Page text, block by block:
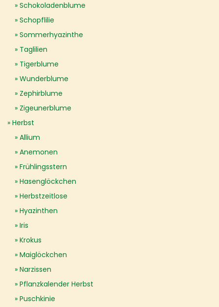
Schokoladenblume
Schopflilie
Sommerhyazinthe
Taglilien
Tigerblume
Wunderblume
Zephirblume
Zigeunerblume
Herbst
Allium
Anemonen
Frühlingsstern
Hasenglöckchen
Herbstzeitlose
Hyazinthen
Iris
Krokus
Maiglöckchen
Narzissen
Pflanzkalender Herbst
Puschkinie